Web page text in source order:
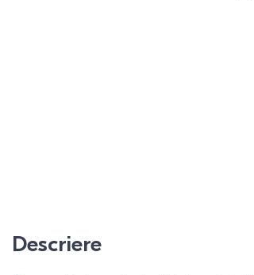
Descriere